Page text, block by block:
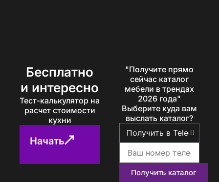
Бесплатно
и интересно
Тест-калькулятор на
расчет стоимости
кухни
Начать
"Получите прямо
сейчас каталог
мебели в трендах
2026 года"
Выберите куда вам
выслать каталог?
Получить каталог